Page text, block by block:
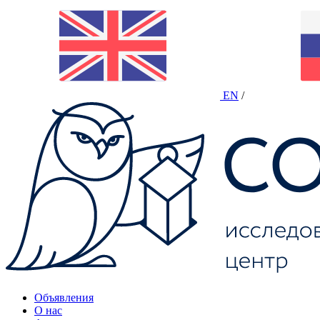
EN /
Объявления
О нас